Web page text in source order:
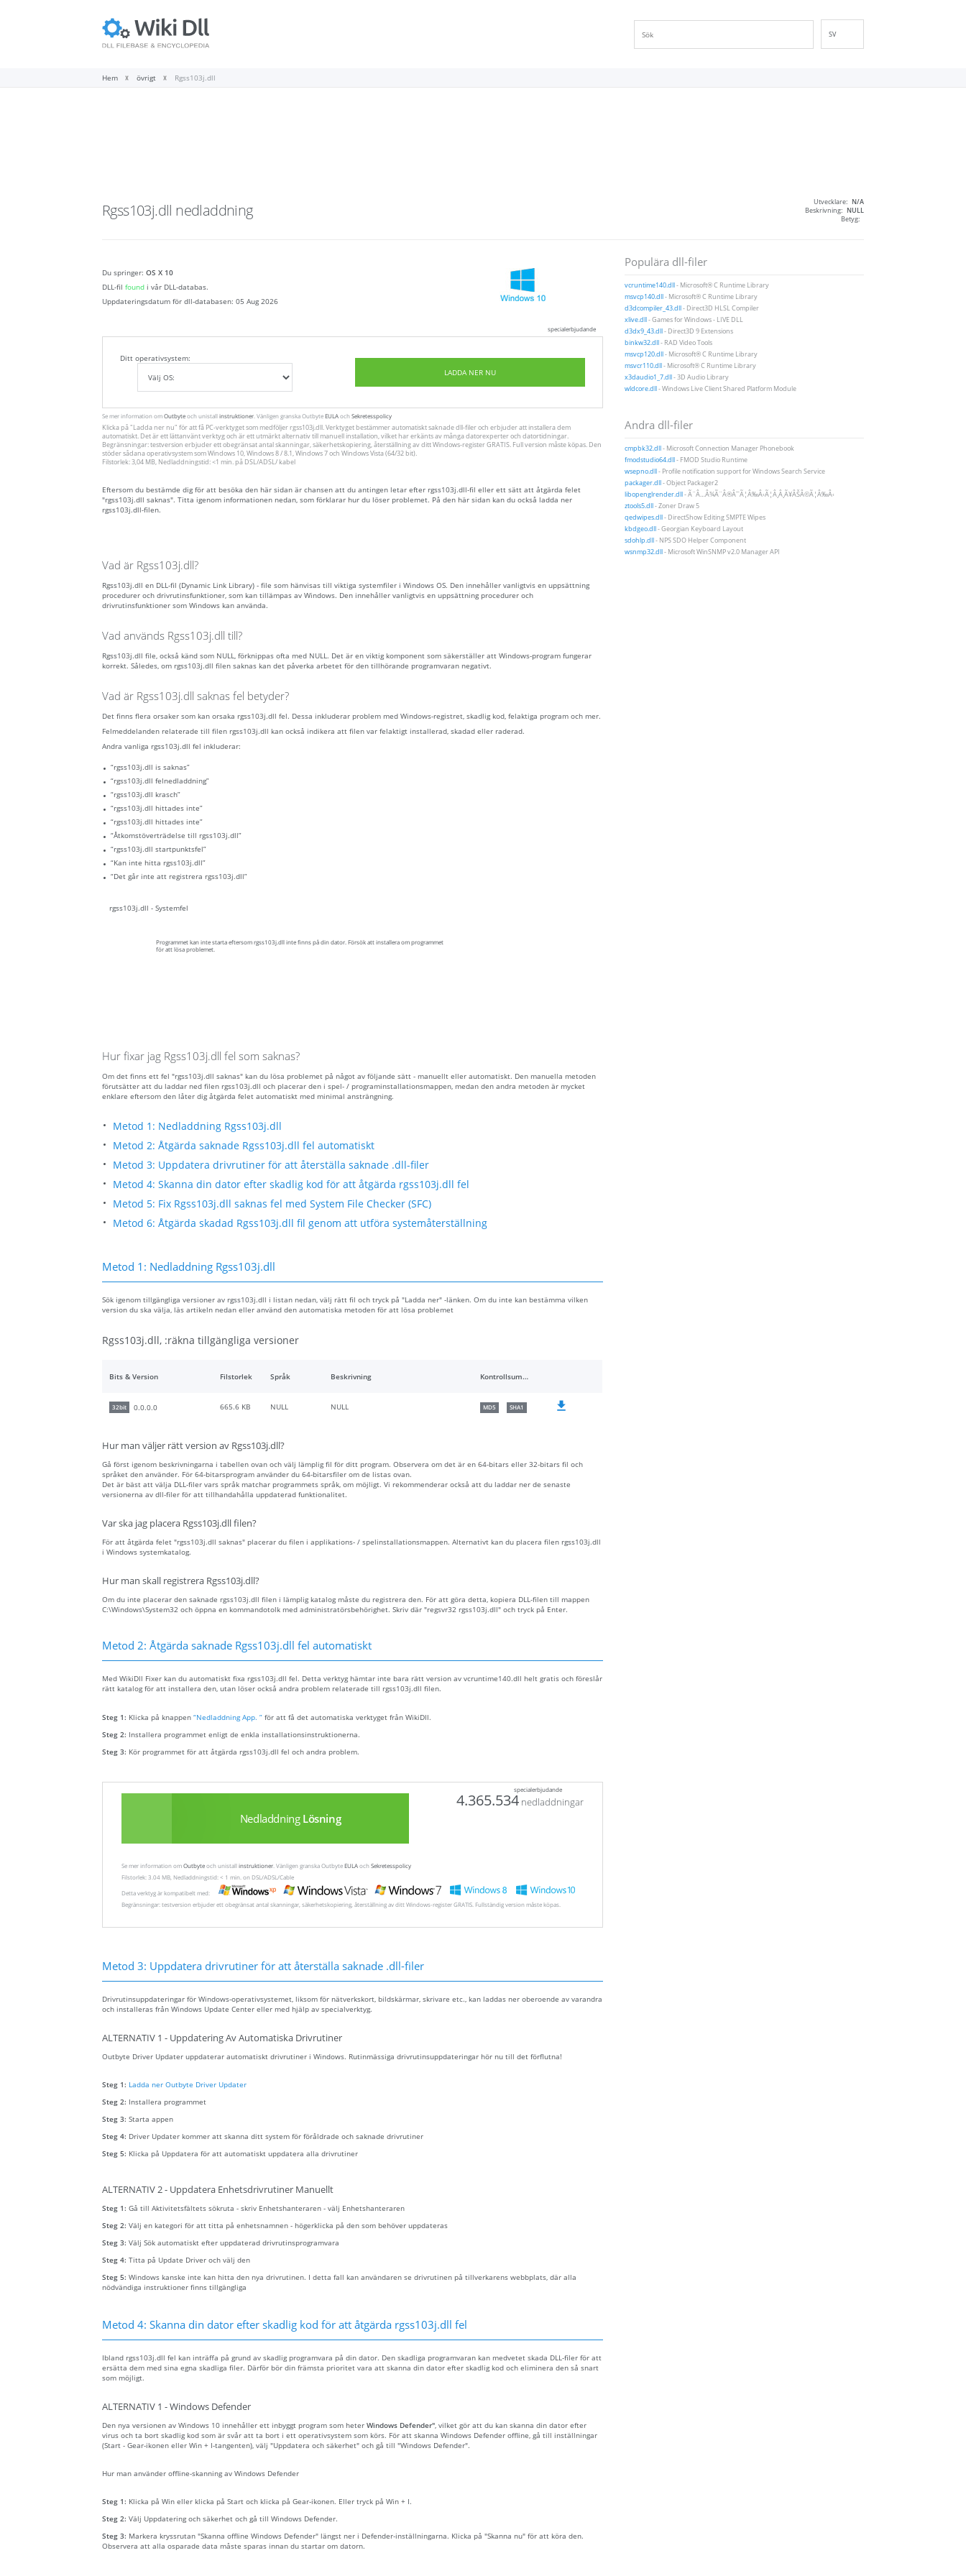
NL
SV
Hem övrigt Rgss103j.dll
Rgss103j.dll nedladdning Utvecklare: N/A
Beskrivning: NULL
Betyg:
Du springer: OS X 10
DLL-fil found i vår DLL-databas.
Uppdateringsdatum för dll-databasen: 05 Aug 2026
specialerbjudande
Ditt operativsystem:
LADDA NER NU
Se mer information omOutbyteoch unistallinstruktioner . Vänligen granska OutbyteEULAochSekretesspolicy
Klicka på"Ladda ner nu" för att få PC-verktyget som medföljer rgss103j.dll. Verktyget bestämmer automatiskt saknade dll-filer och erbjuder att installera dem
automatiskt. Det är ett lättanvänt verktyg och är ett utmärkt alternativ till manuell installation, vilket har erkänts av många datorexperter och datortidningar.
Begränsningar: testversion erbjuder ett obegränsat antal skanningar, säkerhetskopiering, återställning av ditt Windows-register GRATIS. Full version måste köpas. Den
stöder sådana operativsystem som Windows 10, Windows 8 / 8.1, Windows 7 och Windows Vista (64/32 bit).
Filstorlek: 3,04 MB, Nedladdningstid: <1 min. på DSL/ADSL/ kabel
Eftersom du bestämde dig för att besöka den här sidan är chansen att du antingen letar efter rgss103j.dll-fil eller ett sätt att åtgärda felet
"rgss103j.dll saknas". Titta igenom informationen nedan, som förklarar hur du löser problemet. På den här sidan kan du också ladda ner
rgss103j.dll-filen.
Vad är Rgss103j.dll?
Rgss103j.dll en DLL-fil (Dynamic Link Library) - file som hänvisas till viktiga systemfiler i Windows OS. Den innehåller vanligtvis en uppsättning
procedurer och drivrutinsfunktioner, som kan tillämpas av Windows. Den innehåller vanligtvis en uppsättning procedurer och
drivrutinsfunktioner som Windows kan använda.
Vad används Rgss103j.dll till?
Rgss103j.dll file, också känd som NULL, förknippas ofta med NULL. Det är en viktig komponent som säkerställer att Windows-program fungerar
korrekt. Således, om rgss103j.dll filen saknas kan det påverka arbetet för den tillhörande programvaran negativt.
Vad är Rgss103j.dll saknas fel betyder?
Det finns flera orsaker som kan orsaka rgss103j.dll fel. Dessa inkluderar problem med Windows-registret, skadlig kod, felaktiga program och mer.
Felmeddelanden relaterade till filen rgss103j.dll kan också indikera att filen var felaktigt installerad, skadad eller raderad.
Andra vanliga rgss103j.dll fel inkluderar:
“rgss103j.dll is saknas”
“rgss103j.dll felnedladdning”
“rgss103j.dll krasch”
“rgss103j.dll hittades inte”
“rgss103j.dll hittades inte”
“Åtkomstöverträdelse till rgss103j.dll”
“rgss103j.dll startpunktsfel”
“Kan inte hitta rgss103j.dll”
“Det går inte att registrera rgss103j.dll”
rgss103j.dll - Systemfel
Programmet kan inte starta eftersom rgss103j.dll inte finns på din dator. Försök att installera om programmet
för att lösa problemet.
Hur fixar jag Rgss103j.dll fel som saknas?
Om det finns ett fel "rgss103j.dll saknas" kan du lösa problemet på något av följande sätt - manuellt eller automatiskt. Den manuella metoden
förutsätter att du laddar ned filen rgss103j.dll och placerar den i spel- / programinstallationsmappen, medan den andra metoden är mycket
enklare eftersom den låter dig åtgärda felet automatiskt med minimal ansträngning.
Metod 1: Nedladdning Rgss103j.dll
Metod 2: Åtgärda saknade Rgss103j.dll fel automatiskt
Metod 3: Uppdatera drivrutiner för att återställa saknade .dll-filer
Metod 4: Skanna din dator efter skadlig kod för att åtgärda rgss103j.dll fel
Metod 5: Fix Rgss103j.dll saknas fel med System File Checker (SFC)
Metod 6: Åtgärda skadad Rgss103j.dll fil genom att utföra systemåterställning
Metod 1: Nedladdning Rgss103j.dll
Sök igenom tillgängliga versioner av rgss103j.dll i listan nedan, välj rätt fil och tryck på "Ladda ner" -länken. Om du inte kan bestämma vilken
version du ska välja, läs artikeln nedan eller använd den automatiska metoden för att lösa problemet
Rgss103j.dll, :räkna tillgängliga versioner
Bits & Version Filstorlek Språk Beskrivning Kontrollsummor
32bit 0.0.0.0 665.6 KB NULL NULL MD5 SHA1
Hur man väljer rätt version av Rgss103j.dll?
Gå först igenom beskrivningarna i tabellen ovan och välj lämplig fil för ditt program. Observera om det är en 64-bitars eller 32-bitars fil och
språket den använder. För 64-bitarsprogram använder du 64-bitarsfiler om de listas ovan.
Det är bäst att välja DLL-filer vars språk matchar programmets språk, om möjligt. Vi rekommenderar också att du laddar ner de senaste
versionerna av dll-filer för att tillhandahålla uppdaterad funktionalitet.
Var ska jag placera Rgss103j.dll filen?
För att åtgärda felet "rgss103j.dll saknas" placerar du filen i applikations- / spelinstallationsmappen. Alternativt kan du placera filen rgss103j.dll
i Windows systemkatalog.
Hur man skall registrera Rgss103j.dll?
Om du inte placerar den saknade rgss103j.dll filen i lämplig katalog måste du registrera den. För att göra detta, kopiera DLL-filen till mappen
C:\Windows\System32 och öppna en kommandotolk med administratörsbehörighet. Skriv där "regsvr32 rgss103j.dll" och tryck på Enter.
Metod 2: Åtgärda saknade Rgss103j.dll fel automatiskt
Med WikiDll Fixer kan du automatiskt fixa rgss103j.dll fel. Detta verktyg hämtar inte bara rätt version av vcruntime140.dll helt gratis och föreslår
rätt katalog för att installera den, utan löser också andra problem relaterade till rgss103j.dll filen.
Steg 1: Klicka på knappen “Nedladdning App. ” för att få det automatiska verktyget från WikiDll.
Steg 2: Installera programmet enligt de enkla installationsinstruktionerna.
Steg 3: Kör programmet för att åtgärda rgss103j.dll fel och andra problem.
specialerbjudande
Nedladdning Lösning
4.365.534 nedladdningar
Se mer information omOutbyteoch unistallinstruktioner . Vänligen granska OutbyteEULAochSekretesspolicy
Filstorlek: 3.04 MB, Nedladdningstid: < 1 min. on DSL/ADSL/Cable
Detta verktyg är kompatibelt med:
Begränsningar: testversion erbjuder ett obegränsat antal skanningar, säkerhetskopiering, återställning av ditt Windows-register GRATIS. Fullständig version måste köpas.
Metod 3: Uppdatera drivrutiner för att återställa saknade .dll-filer
Drivrutinsuppdateringar för Windows-operativsystemet, liksom för nätverkskort, bildskärmar, skrivare etc., kan laddas ner oberoende av varandra
och installeras från Windows Update Center eller med hjälp av specialverktyg.
ALTERNATIV 1 - Uppdatering Av Automatiska Drivrutiner
Outbyte Driver Updater uppdaterar automatiskt drivrutiner i Windows. Rutinmässiga drivrutinsuppdateringar hör nu till det förflutna!
Steg 1: Ladda ner Outbyte Driver Updater
Steg 2: Installera programmet
Steg 3: Starta appen
Steg 4: Driver Updater kommer att skanna ditt system för föråldrade och saknade drivrutiner
Steg 5: Klicka på Uppdatera för att automatiskt uppdatera alla drivrutiner
ALTERNATIV 2 - Uppdatera Enhetsdrivrutiner Manuellt
Steg 1: Gå till Aktivitetsfältets sökruta - skriv Enhetshanteraren - välj Enhetshanteraren
Steg 2: Välj en kategori för att titta på enhetsnamnen - högerklicka på den som behöver uppdateras
Steg 3: Välj Sök automatiskt efter uppdaterad drivrutinsprogramvara
Steg 4: Titta på Update Driver och välj den
Steg 5: Windows kanske inte kan hitta den nya drivrutinen. I detta fall kan användaren se drivrutinen på tillverkarens webbplats, där alla
nödvändiga instruktioner finns tillgängliga
Metod 4: Skanna din dator efter skadlig kod för att åtgärda rgss103j.dll fel
Ibland rgss103j.dll fel kan inträffa på grund av skadlig programvara på din dator. Den skadliga programvaran kan medvetet skada DLL-filer för att
ersätta dem med sina egna skadliga filer. Därför bör din främsta prioritet vara att skanna din dator efter skadlig kod och eliminera den så snart
som möjligt.
ALTERNATIV 1 - Windows Defender
Den nya versionen av Windows 10 innehåller ett inbyggt program som heter Windows Defender", vilket gör att du kan skanna din dator efter
virus och ta bort skadlig kod som är svår att ta bort i ett operativsystem som körs. För att skanna Windows Defender offline, gå till inställningar
(Start - Gear-ikonen eller Win + I-tangenten), välj "Uppdatera och säkerhet" och gå till "Windows Defender".
Hur man använder offline-skanning av Windows Defender
Steg 1: Klicka på Win eller klicka på Start och klicka på Gear-ikonen. Eller tryck på Win + I.
Steg 2: Välj Uppdatering och säkerhet och gå till Windows Defender.
Steg 3: Markera kryssrutan "Skanna offline Windows Defender" längst ner i Defender-inställningarna. Klicka på "Skanna nu" för att köra den.
Observera att alla osparade data måste sparas innan du startar om datorn.
Populära dll-filer
vcruntime140.dll- Microsoft® C Runtime Library
msvcp140.dll- Microsoft® C Runtime Library
d3dcompiler_43.dll- Direct3D HLSL Compiler
xlive.dll- Games for Windows - LIVE DLL
d3dx9_43.dll- Direct3D 9 Extensions
binkw32.dll- RAD Video Tools
msvcp120.dll- Microsoft® C Runtime Library
msvcr110.dll- Microsoft® C Runtime Library
x3daudio1_7.dll- 3D Audio Library
wldcore.dll- Windows Live Client Shared Platform Module
Andra dll-filer
cmpbk32.dll- Microsoft Connection Manager Phonebook
fmodstudio64.dll- FMOD Studio Runtime
wsepno.dll- Profile notification support for Windows Search Service
packager.dll- Object Packager2
libopenglrender.dll- Ã¨Â…Â¾Ã¨Â®Â¯Ã¦Â‰Â‹Ã¦Â¸Â¸Ã¥ÂŠÂ©Ã¦Â‰Â‹
ztools5.dll- Zoner Draw 5
qedwipes.dll- DirectShow Editing SMPTE Wipes
kbdgeo.dll- Georgian Keyboard Layout
sdohlp.dll- NPS SDO Helper Component
wsnmp32.dll- Microsoft WinSNMP v2.0 Manager API